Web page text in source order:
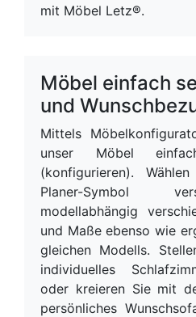
mit Möbel Letz®.
Möbel einfach
und
Mittels
unser Möbel
(konfigurieren).
Planer-Symbol
modellabhängig
und Maße ebenso wie
gleichen Modells.
individuelles
oder kreieren Sie mit
persönliches